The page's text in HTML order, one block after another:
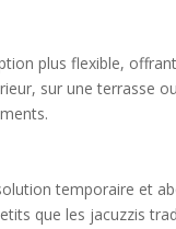
plus flexible,
sur une terrasse
temporaire et
que les jacuzzis